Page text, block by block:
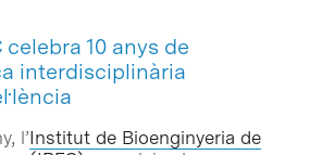
celebra 10 anys de
interdisciplinària
l’Institut de Bioenginyeria de